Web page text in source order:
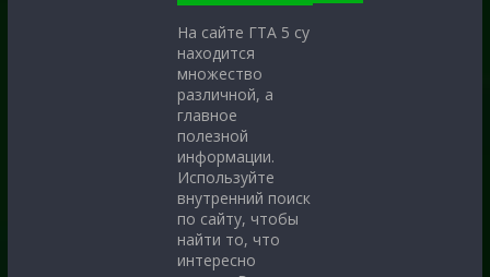
На сайте ГТА 5 су
находится
множество
различной, а
главное
полезной
информации.
Используйте
внутренний поиск
по сайту, чтобы
найти то, что
интересно